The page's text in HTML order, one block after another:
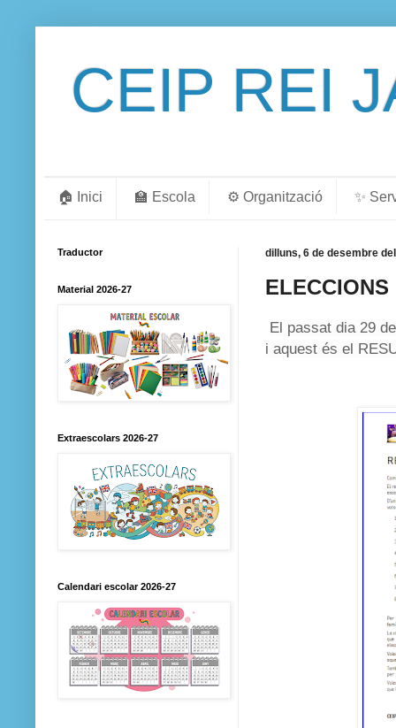
CEIP REI
🏠 Inici 🏫 Escola ⚙️ Organització ✨
dilluns, 6 de desembre
El passat dia 29
i aquest és el
Traductor
Material 2026-27
Extraescolars 2026-27
Calendari escolar 2026-27